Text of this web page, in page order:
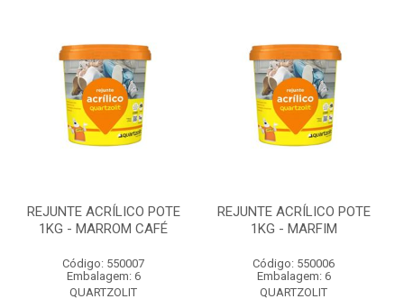
REJUNTE ACRÍLICO POTE
1KG - MARROM CAFÉ
Código: 550007
Embalagem: 6
QUARTZOLIT
REJUNTE ACRÍLICO POTE
1KG - MARFIM
Código: 550006
Embalagem: 6
QUARTZOLIT